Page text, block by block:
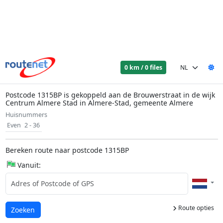
0 km / 0 files
Postcode 1315BP is gekoppeld aan de Brouwerstraat in de wijk
Centrum Almere Stad in Almere-Stad, gemeente Almere
Huisnummers
Even 2 - 36
Bereken route naar postcode 1315BP
Vanuit:
Route opties
Laden...
Zoeken